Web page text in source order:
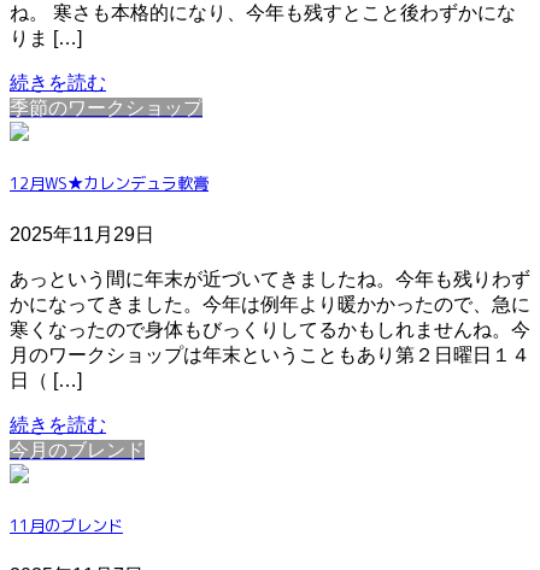
ね。 寒さも本格的になり、今年も残すとこと後わずかにな
りま […]
続きを読む
季節のワークショップ
12月WS★カレンデュラ軟膏
2025年11月29日
あっという間に年末が近づいてきましたね。今年も残りわず
かになってきました。今年は例年より暖かかったので、急に
寒くなったので身体もびっくりしてるかもしれませんね。今
月のワークショップは年末ということもあり第２日曜日１４
日（ […]
続きを読む
今月のブレンド
11月のブレンド